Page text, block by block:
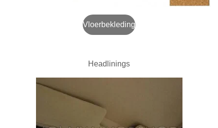
Vloerbekleding
Headlinings